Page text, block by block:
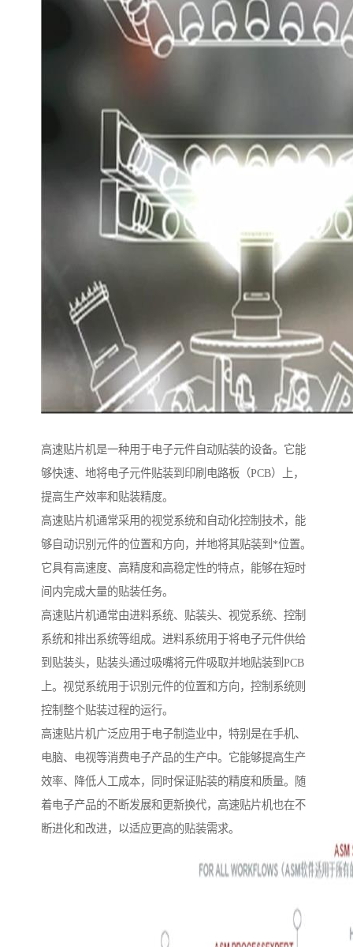
高速贴片机是一种用于电子元件自动贴装的设备。它能
够快速、地将电子元件贴装到印刷电路板（PCB）上，
提高生产效率和贴装精度。
高速贴片机通常采用的视觉系统和自动化控制技术，能
够自动识别元件的位置和方向，并地将其贴装到*位置。
它具有高速度、高精度和高稳定性的特点，能够在短时
间内完成大量的贴装任务。
高速贴片机通常由进料系统、贴装头、视觉系统、控制
系统和排出系统等组成。进料系统用于将电子元件供给
到贴装头，贴装头通过吸嘴将元件吸取并地贴装到PCB
上。视觉系统用于识别元件的位置和方向，控制系统则
控制整个贴装过程的运行。
高速贴片机广泛应用于电子制造业中，特别是在手机、
电脑、电视等消费电子产品的生产中。它能够提高生产
效率、降低人工成本，同时保证贴装的精度和质量。随
着电子产品的不断发展和更新换代，高速贴片机也在不
断进化和改进，以适应更高的贴装需求。